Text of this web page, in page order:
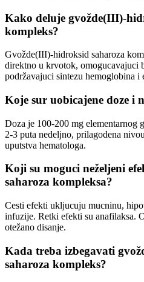
Kako deluje gvožde(III)-
kompleks?
Gvožde(III)-hidroksid saharoza
direktno u krvotok, omogucavajuci
podržavajuci sintezu hemoglobina i
Koje sur uobicajene doze i
Doza je 100-200 mg elementarnog
2-3 puta nedeljno, prilagodena
uputstva hematologa.
Koji su moguci neželjeni
saharoza kompleksa?
Cesti efekti ukljucuju mucninu,
infuzije. Retki efekti su anafilaksa.
otežano disanje.
Kada treba izbegavati
saharoza kompleks?